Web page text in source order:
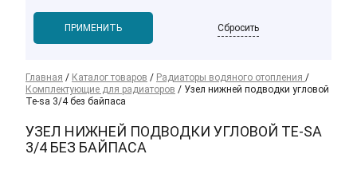
Сбросить
Главная / Каталог товаров / Радиаторы водяного отопления /
Комплектующие для радиаторов / Узел нижней подводки угловой
Te-sa 3/4 без байпаса
УЗЕЛ НИЖНЕЙ ПОДВОДКИ УГЛОВОЙ TE-SA
3/4 БЕЗ БАЙПАСА